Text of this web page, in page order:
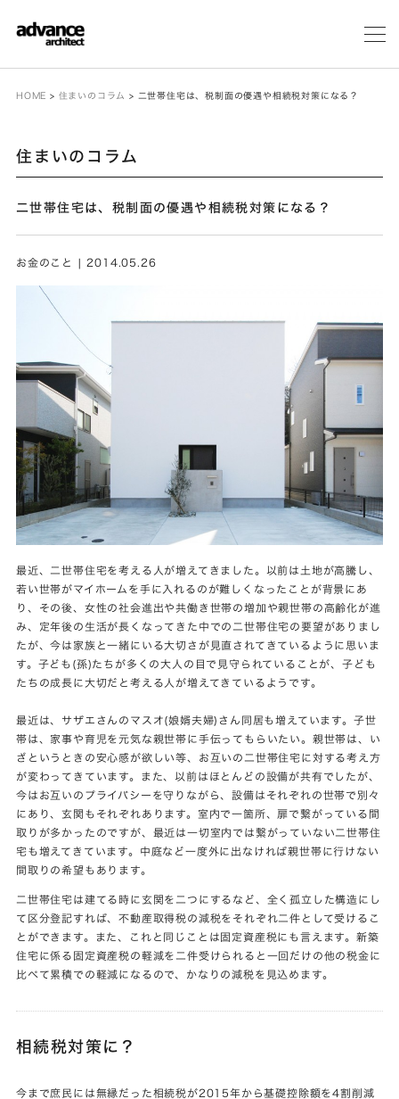
メ
HOME > 住まいのコラム > 二世帯住宅は、税制面の優遇や相続税対策になる？
住まいのコラム
二世帯住宅は、税制面の優遇や相続税対策になる？
お金のこと | 2014.05.26
最近、二世帯住宅を考える人が増えてきました。以前は土地が高騰し、
若い世帯がマイホームを手に入れるのが難しくなったことが背景にあ
り、その後、女性の社会進出や共働き世帯の増加や親世帯の高齢化が進
み、定年後の生活が長くなってきた中での二世帯住宅の要望がありまし
たが、今は家族と一緒にいる大切さが見直されてきているように思いま
す。子ども(孫)たちが多くの大人の目で見守られていることが、子ども
たちの成長に大切だと考える人が増えてきているようです。
最近は、サザエさんのマスオ(娘婿夫婦)さん同居も増えています。子世
帯は、家事や育児を元気な親世帯に手伝ってもらいたい。親世帯は、い
ざというときの安心感が欲しい等、お互いの二世帯住宅に対する考え方
が変わってきています。また、以前はほとんどの設備が共有でしたが、
今はお互いのプライバシーを守りながら、設備はそれぞれの世帯で別々
にあり、玄関もそれぞれあります。室内で一箇所、扉で繋がっている間
取りが多かったのですが、最近は一切室内では繋がっていない二世帯住
宅も増えてきています。中庭など一度外に出なければ親世帯に行けない
間取りの希望もあります。
二世帯住宅は建てる時に玄関を二つにするなど、全く孤立した構造にし
て区分登記すれば、不動産取得税の減税をそれぞれ二件として受けるこ
とができます。また、これと同じことは固定資産税にも言えます。新築
住宅に係る固定資産税の軽減を二件受けられると一回だけの他の税金に
比べて累積での軽減になるので、かなりの減税を見込めます。
相続税対策に？
今まで庶民には無縁だった相続税が2015年から基礎控除額を4割削減